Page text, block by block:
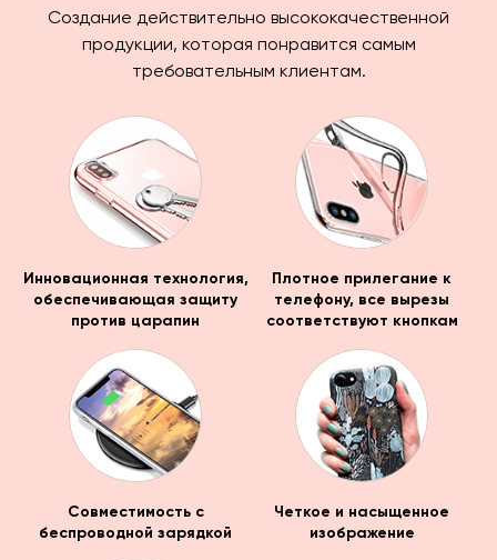
Создание действительно высококачественной
продукции, которая понравится самым
требовательным клиентам.
Инновационная технология,
обеспечивающая защиту
против царапин
Плотное прилегание к
телефону, все вырезы
соответствуют кнопкам
Совместимость с
беспроводной зарядкой
Четкое и насыщенное
изображение